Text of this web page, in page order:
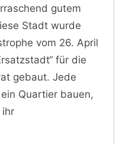
gutem
Stadt wurde
vom 26. April
für die
gebaut. Jede
Quartier bauen,
ihr